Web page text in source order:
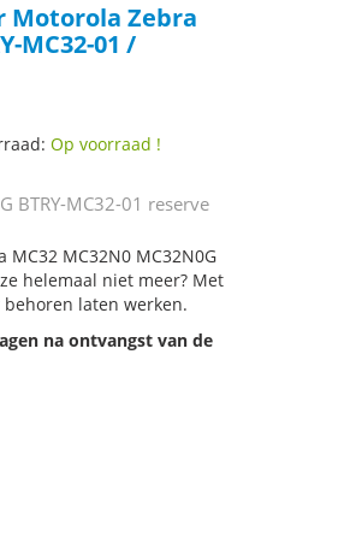
Motorola Zebra
MC32-01 /
Op voorraad !
BTRY-MC32-01 reserve
MC32N0 MC32N0G
helemaal niet meer? Met
laten werken.
na ontvangst van de